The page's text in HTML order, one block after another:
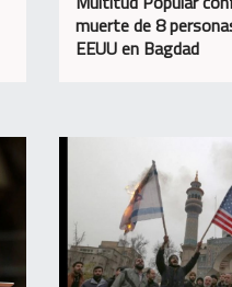
muerte de 8
EEUU en Bagdad